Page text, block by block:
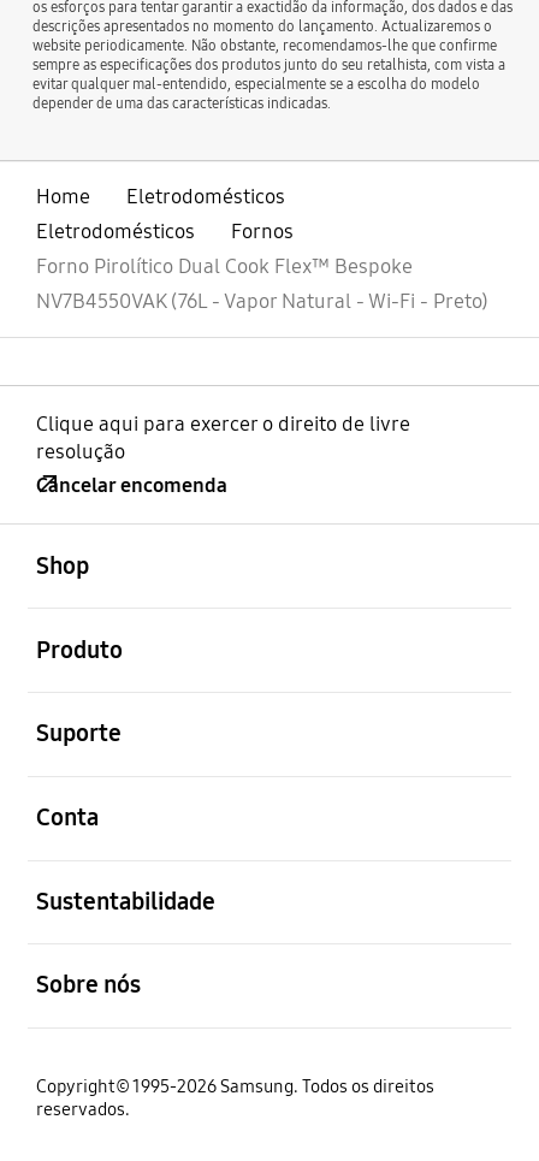
os esforços para tentar garantir a exactidão da informação, dos dados e das
descrições apresentados no momento do lançamento. Actualizaremos o
website periodicamente. Não obstante, recomendamos-lhe que confirme
sempre as especificações dos produtos junto do seu retalhista, com vista a
evitar qualquer mal-entendido, especialmente se a escolha do modelo
depender de uma das características indicadas.
Home
Eletrodomésticos
Eletrodomésticos
Fornos
Forno Pirolítico Dual Cook Flex™ Bespoke
NV7B4550VAK (76L - Vapor Natural - Wi-Fi - Preto)
Clique aqui para exercer o direito de livre
resolução
Cancelar encomenda
Shop
Produto
Suporte
Conta
Sustentabilidade
Sobre nós
Copyright© 1995-2026 Samsung. Todos os direitos
reservados.